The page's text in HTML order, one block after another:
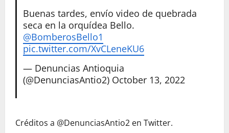
Buenas tardes, envío video de quebrada
seca en la orquídea Bello.
@BomberosBello1
pic.twitter.com/XvCLeneKU6
— Denuncias Antioquia
(@DenunciasAntio2) October 13, 2022
Créditos a @DenunciasAntio2 en Twitter.